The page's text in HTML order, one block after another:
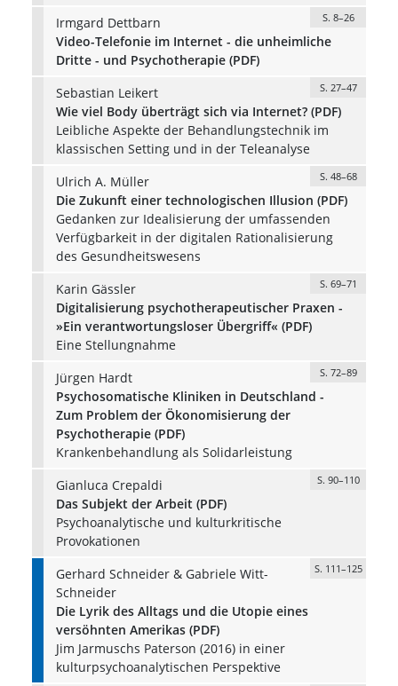
Irmgard Dettbarn
S. 8–26
Video-Telefonie im Internet - die unheimliche
Dritte - und Psychotherapie (PDF)
Sebastian Leikert
S. 27–47
Wie viel Body überträgt sich via Internet? (PDF)
Leibliche Aspekte der Behandlungstechnik im
klassischen Setting und in der Teleanalyse
Ulrich A. Müller
S. 48–68
Die Zukunft einer technologischen Illusion (PDF)
Gedanken zur Idealisierung der umfassenden
Verfügbarkeit in der digitalen Rationalisierung
des Gesundheitswesens
Karin Gässler
S. 69–71
Digitalisierung psychotherapeutischer Praxen -
»Ein verantwortungsloser Übergriff« (PDF)
Eine Stellungnahme
Jürgen Hardt
S. 72–89
Psychosomatische Kliniken in Deutschland -
Zum Problem der Ökonomisierung der
Psychotherapie (PDF)
Krankenbehandlung als Solidarleistung
Gianluca Crepaldi
S. 90–110
Das Subjekt der Arbeit (PDF)
Psychoanalytische und kulturkritische
Provokationen
Gerhard Schneider & Gabriele Witt-
Schneider
S. 111–125
Die Lyrik des Alltags und die Utopie eines
versöhnten Amerikas (PDF)
Jim Jarmuschs Paterson (2016) in einer
kulturpsychoanalytischen Perspektive